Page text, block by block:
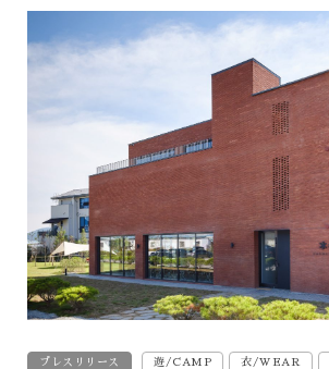
プレスリリース 遊/CAMP 衣/WEAR